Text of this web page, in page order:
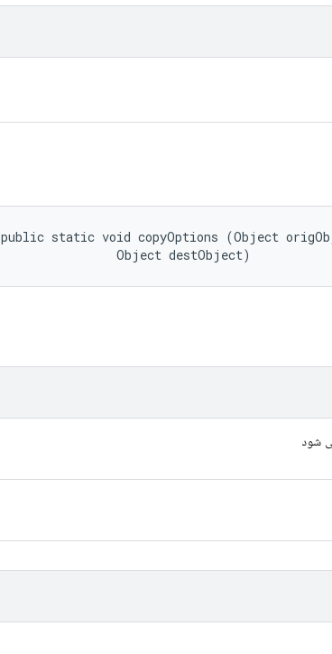
public static void copyOptions (Object
                Object destObject)
شود